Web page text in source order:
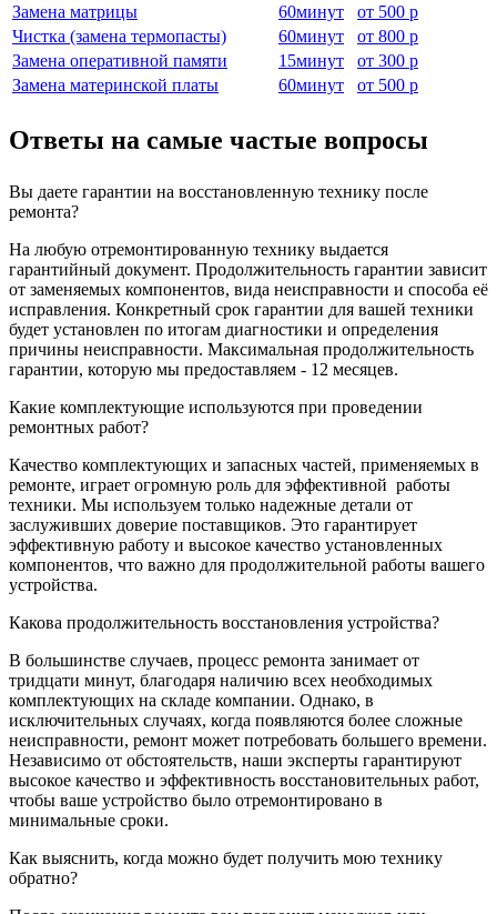
Замена матрицы
60минут от 500 р
Чистка (замена термопасты)
60минут от 800 р
Замена оперативной памяти
15минут от 300 р
Замена материнской платы
60минут от 500 р
Ответы на самые частые вопросы
Вы даете гарантии на восстановленную технику после
ремонта?
На любую отремонтированную технику выдается
гарантийный документ. Продолжительность гарантии зависит
от заменяемых компонентов, вида неисправности и способа её
исправления. Конкретный срок гарантии для вашей техники
будет установлен по итогам диагностики и определения
причины неисправности. Максимальная продолжительность
гарантии, которую мы предоставляем - 12 месяцев.
Какие комплектующие используются при проведении
ремонтных работ?
Качество комплектующих и запасных частей, применяемых в
ремонте, играет огромную роль для эффективной работы
техники. Мы используем только надежные детали от
заслуживших доверие поставщиков. Это гарантирует
эффективную работу и высокое качество установленных
компонентов, что важно для продолжительной работы вашего
устройства.
Какова продолжительность восстановления устройства?
В большинстве случаев, процесс ремонта занимает от
тридцати минут, благодаря наличию всех необходимых
комплектующих на складе компании. Однако, в
исключительных случаях, когда появляются более сложные
неисправности, ремонт может потребовать большего времени.
Независимо от обстоятельств, наши эксперты гарантируют
высокое качество и эффективность восстановительных работ,
чтобы ваше устройство было отремонтировано в
минимальные сроки.
Как выяснить, когда можно будет получить мою технику
обратно?